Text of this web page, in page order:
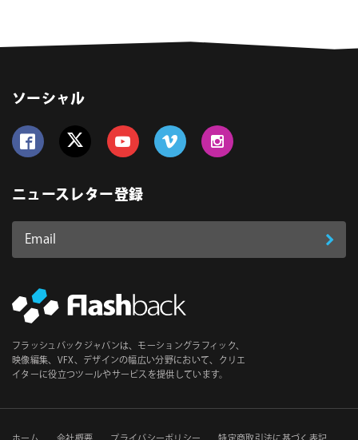
ソーシャル
ニュースレター登録
Email
ス
必
須
登
フラッシュバックジャパンは、モーショングラフィック、
映像編集、VFX、デザインの幅広い分野において、クリエ
イターに役立つツールやサービスを提供しています。